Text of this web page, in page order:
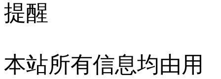
提醒
本站所有信息均由用